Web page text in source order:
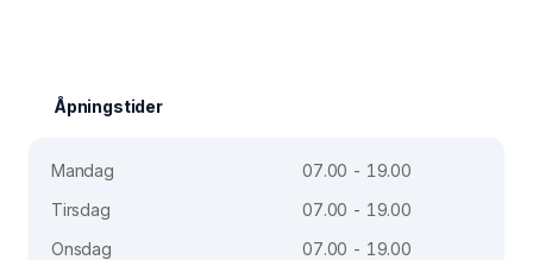
Åpningstider
Mandag
07.00 - 19.00
Tirsdag
07.00 - 19.00
Onsdag
07.00 - 19.00